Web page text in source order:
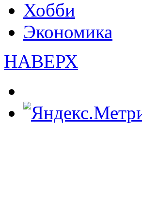
Хобби
Экономика
НАВЕРХ